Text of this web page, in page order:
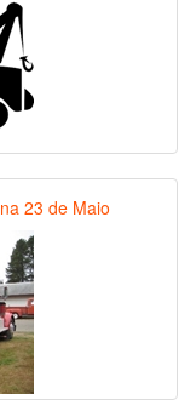
23 de Maio